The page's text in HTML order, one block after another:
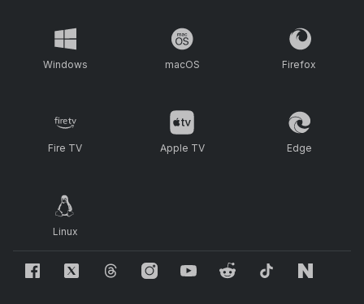
Windows macOS Firefox
Fire TV Apple TV Edge
Linux